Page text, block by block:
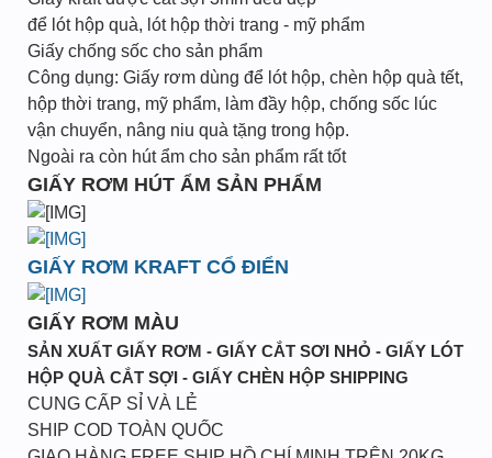
để lót hộp quà, lót hộp thời trang - mỹ phẩm
Giấy chống sốc cho sản phẩm
Công dụng: Giấy rơm dùng để lót hộp, chèn hộp quà tết,
hộp thời trang, mỹ phẩm, làm đầy hộp, chống sốc lúc
vận chuyển, nâng niu quà tặng trong hộp.
Ngoài ra còn hút ẩm cho sản phẩm rất tốt
GIẤY RƠM HÚT ẨM SẢN PHẨM
GIẤY RƠM KRAFT CỔ ĐIỂN
GIẤY RƠM MÀU
SẢN XUẤT GIẤY RƠM - GIẤY CẮT SƠI NHỎ - GIẤY LÓT
HỘP QUÀ CẮT SỢI - GIẤY CHÈN HỘP SHIPPING
CUNG CẤP SỈ VÀ LẺ
SHIP COD TOÀN QUỐC